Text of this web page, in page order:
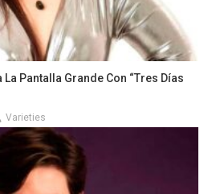
Pantalla Grande Con “Tres Días
Varieties